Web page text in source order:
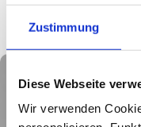
Zustimmung
Diese Webseite
Wir verwenden